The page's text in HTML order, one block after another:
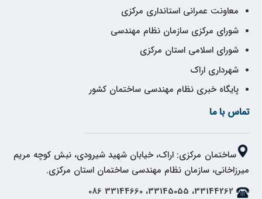
معاونت عمرانی استانداری مرکزی
شورای مرکزی سازمان نظام مهندسی
شورای اسلامی استان مرکزی
شهرداری اراک
پایگاه خبری نظام مهندسی ساختمان کشور
تماس با ما
ساختمان مرکزی: اراک، خیابان شهید شیرودی، نبش کوچه مریم
میرزاخانی، سازمان نظام مهندسی ساختمان استان مرکزی.
33144262، 33145055، 33144660 086